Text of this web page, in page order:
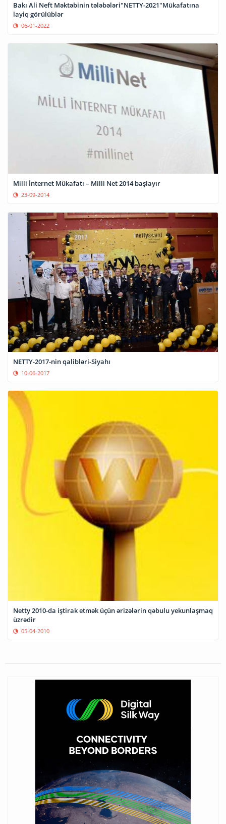
Bakı Ali Neft Məktəbinin tələbələri"NETTY-2021"Mükafatına
layiq görülüblər
06-01-2022
Milli İnternet Mükafatı – Milli Net 2014 başlayır
23-09-2014
NETTY-2017-nin qalibləri-Siyahı
10-06-2017
Netty 2010-da iştirak etmək üçün ərizələrin qəbulu yekunlaşmaq
üzrədir
05-04-2010